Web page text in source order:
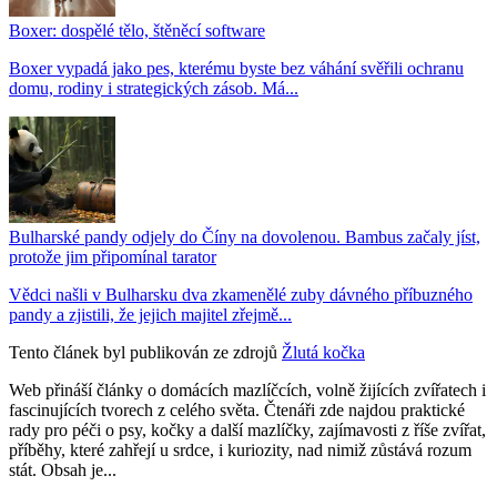
Boxer: dospělé tělo, štěněcí software
Boxer vypadá jako pes, kterému byste bez váhání svěřili ochranu
domu, rodiny i strategických zásob. Má...
Bulharské pandy odjely do Číny na dovolenou. Bambus začaly jíst,
protože jim připomínal tarator
Vědci našli v Bulharsku dva zkamenělé zuby dávného příbuzného
pandy a zjistili, že jejich majitel zřejmě...
Tento článek byl publikován ze zdrojů Žlutá kočka
Web přináší články o domácích mazlíčcích, volně žijících zvířatech i
fascinujících tvorech z celého světa. Čtenáři zde najdou praktické
rady pro péči o psy, kočky a další mazlíčky, zajímavosti z říše zvířat,
příběhy, které zahřejí u srdce, i kuriozity, nad nimiž zůstává rozum
stát. Obsah je...